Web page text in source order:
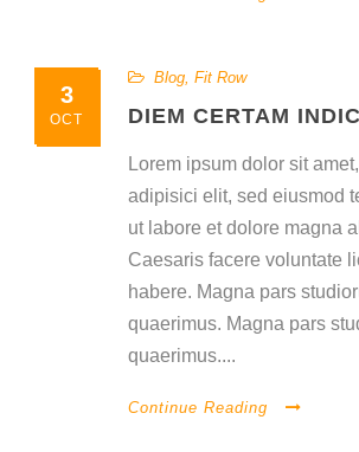
3
OCT
Blog, Fit Row
DIEM CERTAM
Lorem ipsum dolor sit
adipisici elit, sed eiusmod
ut labore et dolore magna
Caesaris facere voluntate
habere. Magna pars
quaerimus. Magna pars
quaerimus....
Continue Reading